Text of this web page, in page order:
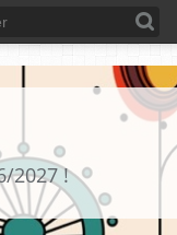
2027 !